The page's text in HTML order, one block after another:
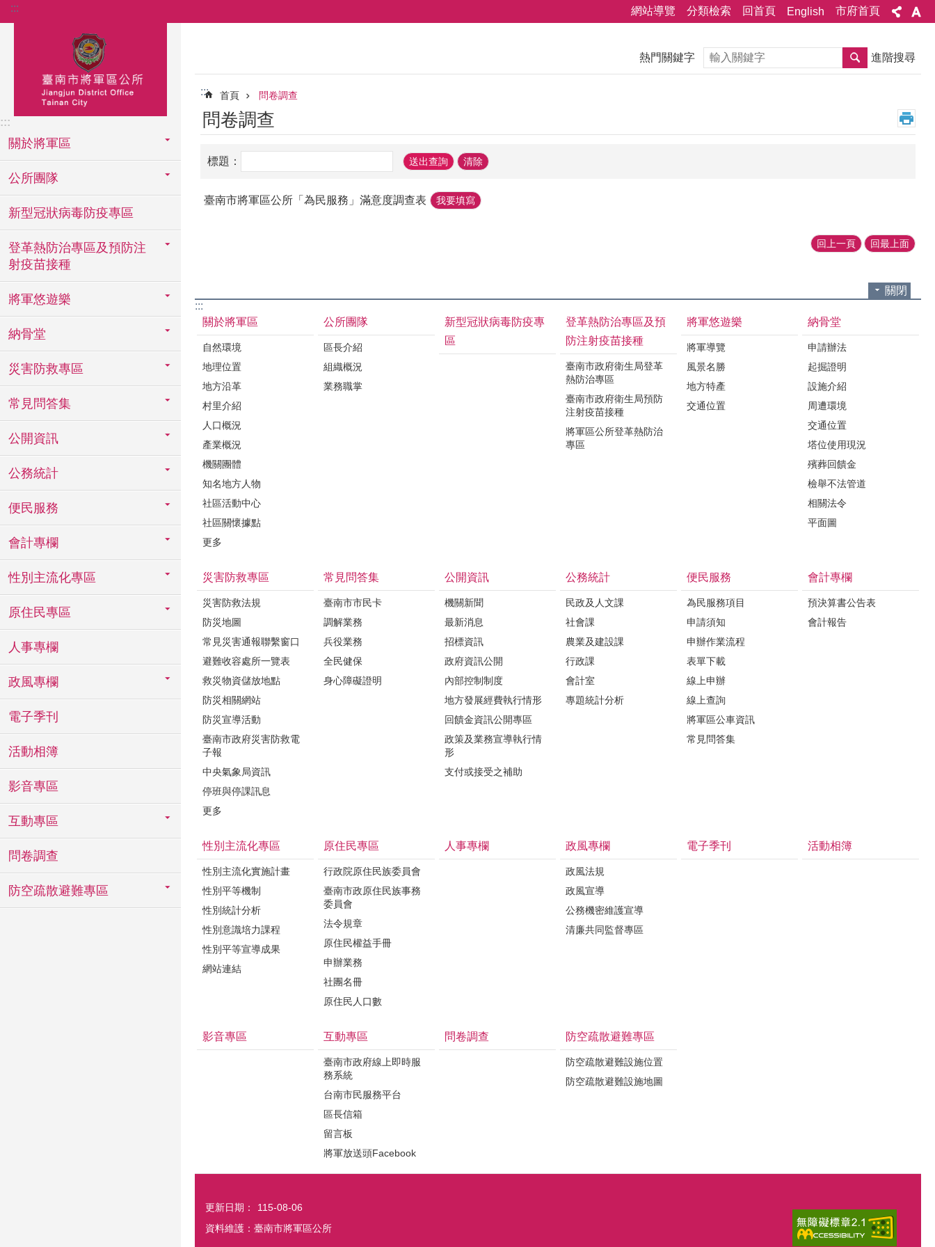
跳到主要內容區塊
::: 網站導覽 分類檢索 回首頁 English 市府首頁
:::
關於將軍區
公所團隊
新型冠狀病毒防疫專區
登革熱防治專區及預防注
射疫苗接種
將軍悠遊樂
納骨堂
災害防救專區
常見問答集
公開資訊
公務統計
便民服務
會計專欄
性別主流化專區
原住民專區
人事專欄
政風專欄
電子季刊
活動相簿
影音專區
互動專區
問卷調查
防空疏散避難專區
熱門關鍵字 搜尋 進階搜尋
::: 首頁 問卷調查
問卷調查
標題：
臺南市將軍區公所「為民服務」滿意度調查表 我要填寫
回上一頁 回最上面
關閉
:::
關於將軍區
自然環境
地理位置
地方沿革
村里介紹
人口概況
產業概況
機關團體
知名地方人物
社區活動中心
社區關懷據點
更多
公所團隊
區長介紹
組織概況
業務職掌
新型冠狀病毒防疫專
區
登革熱防治專區及預
防注射疫苗接種
臺南市政府衛生局登革
熱防治專區
臺南市政府衛生局預防
注射疫苗接種
將軍區公所登革熱防治
專區
將軍悠遊樂
將軍導覽
風景名勝
地方特產
交通位置
納骨堂
申請辦法
起掘證明
設施介紹
周遭環境
交通位置
塔位使用現況
殯葬回饋金
檢舉不法管道
相關法令
平面圖
災害防救專區
災害防救法規
防災地圖
常見災害通報聯繫窗口
避難收容處所一覽表
救災物資儲放地點
防災相關網站
防災宣導活動
臺南市政府災害防救電
子報
中央氣象局資訊
停班與停課訊息
更多
常見問答集
臺南市市民卡
調解業務
兵役業務
全民健保
身心障礙證明
公開資訊
機關新聞
最新消息
招標資訊
政府資訊公開
內部控制制度
地方發展經費執行情形
回饋金資訊公開專區
政策及業務宣導執行情
形
支付或接受之補助
公務統計
民政及人文課
社會課
農業及建設課
行政課
會計室
專題統計分析
便民服務
為民服務項目
申請須知
申辦作業流程
表單下載
線上申辦
線上查詢
將軍區公車資訊
常見問答集
會計專欄
預決算書公告表
會計報告
性別主流化專區
性別主流化實施計畫
性別平等機制
性別統計分析
性別意識培力課程
性別平等宣導成果
網站連結
原住民專區
行政院原住民族委員會
臺南市政原住民族事務
委員會
法令規章
原住民權益手冊
申辦業務
社團名冊
原住民人口數
人事專欄 政風專欄
政風法規
政風宣導
公務機密維護宣導
清廉共同監督專區
電子季刊 活動相簿
影音專區 互動專區
臺南市政府線上即時服
務系統
台南市民服務平台
區長信箱
留言板
將軍放送頭Facebook
問卷調查 防空疏散避難專區
防空疏散避難設施位置
防空疏散避難設施地圖
更新日期：
115-08-06
資料維護：臺南市將軍區公所